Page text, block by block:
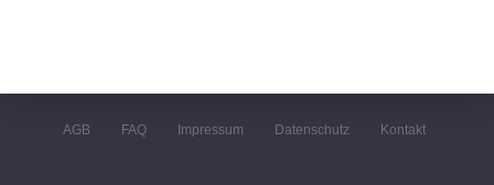
AGB FAQ Impressum Datenschutz Kontakt